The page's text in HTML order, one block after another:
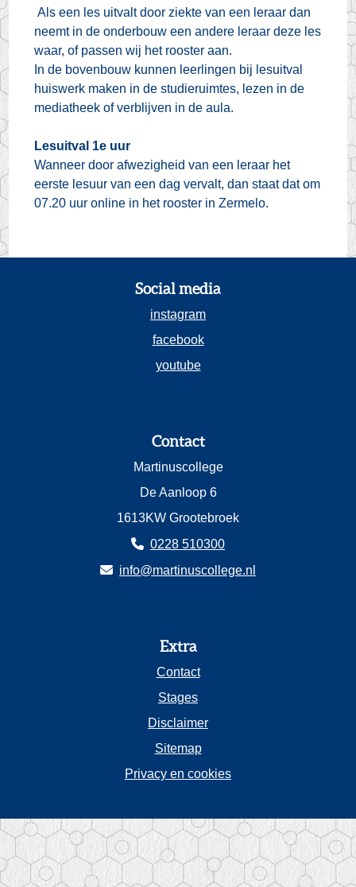
Als een les uitvalt door ziekte van een leraar dan
neemt in de onderbouw een andere leraar deze les
waar, of passen wij het rooster aan.
In de bovenbouw kunnen leerlingen bij lesuitval
huiswerk maken in de studieruimtes, lezen in de
mediatheek of verblijven in de aula.
Lesuitval 1e uur
Wanneer door afwezigheid van een leraar het
eerste lesuur van een dag vervalt, dan staat dat om
07.20 uur online in het rooster in Zermelo.
Social media
instagram
facebook
youtube
Contact
Martinuscollege
De Aanloop 6
1613KW Grootebroek
0228 510300
info@martinuscollege.nl
Extra
Contact
Stages
Disclaimer
Sitemap
Privacy en cookies